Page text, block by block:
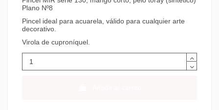
Plano Nº8
Pincel ideal para acuarela, válido para cualquier arte
decorativo.
Virola de cuproníquel.